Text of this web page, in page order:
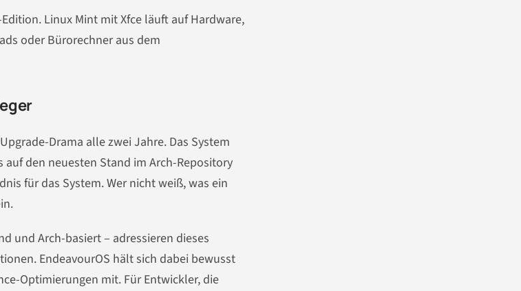
Linux Mint mit Xfce läuft auf Hardware,
oder Bürorechner aus dem
Drama alle zwei Jahre. Das System
den neuesten Stand im Arch-Repository
für das System. Wer nicht weiß, was ein
und Arch-basiert – adressieren dieses
EndeavourOS hält sich dabei bewusst
Optimierungen mit. Für Entwickler, die